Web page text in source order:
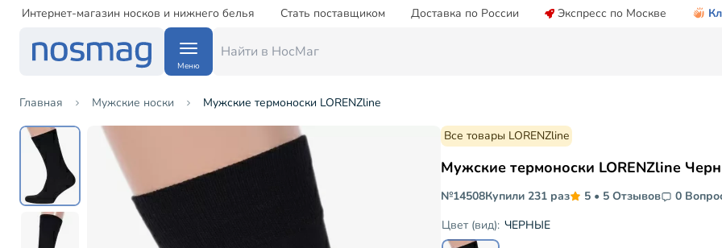
Интернет-магазин носков и нижнего белья Стать поставщиком Доставка по России Экспресс по Москве
Меню
Главная Мужские носки Мужские термоноски LORENZline
Все товары LORENZline
Мужские термоноски LORENZline
№14508Купили 231 раз 5 • 5 Отзывов
0
Цвет (вид): ЧЕРНЫЕ